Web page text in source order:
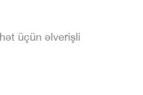
üçün əlverişli